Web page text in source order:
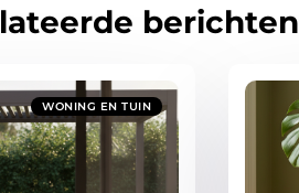
berichten
WONING EN TUIN